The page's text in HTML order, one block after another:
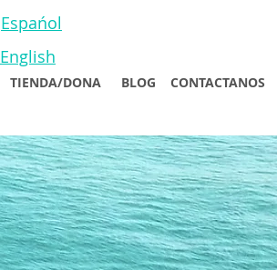
Espańol
English
TIENDA/DONA BLOG CONTACTANOS